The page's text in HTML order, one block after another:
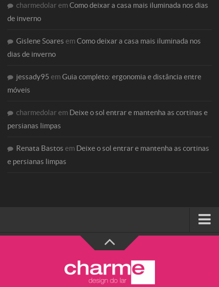
charmedolaremComo deixar a casa mais iluminada nos dias
de inverno
Gislene Soares emComo deixar a casa mais iluminada nos
dias de inverno
jessady95 emGuia completo: ergonomia e distância entre
móveis
charmedolarem Deixe o sol entrar e mantenha as cortinas e
persianas limpas
Renata Bastos em Deixe o sol entrar e mantenha as cortinas
e persianas limpas